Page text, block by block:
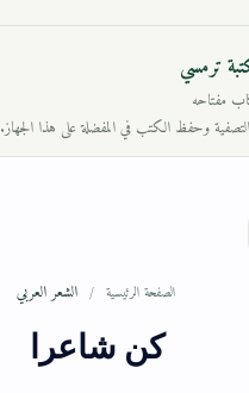
ترمسي
مفتاحه
وحفظ الكتب في المفضلة على هذا الجهاز.
الصفحة الرئيسية الشعر العربي
كن شاعرا